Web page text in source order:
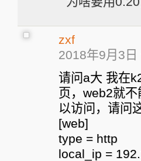
zxf
2018年9月3
请问a大 我在
页，web2就
以访问，请问
[web]
type = http
local_ip =